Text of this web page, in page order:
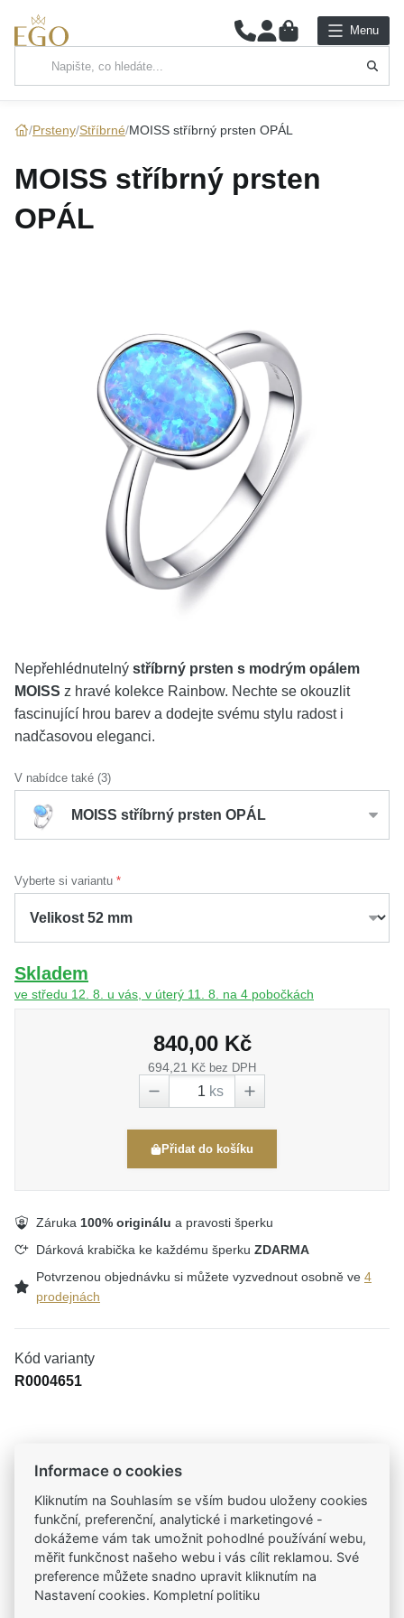
0 Menu
Hlavní kategorie
ŘETÍZKY
Prsteny Stříbrné MOISS stříbrný prsten OPÁL
MOISS stříbrný prsten
OPÁL
Nepřehlédnutelný stříbrný prsten s modrým opálem
MOISS z hravé kolekce Rainbow. Nechte se okouzlit
fascinující hrou barev a dodejte svému stylu radost i
nadčasovou eleganci.
V nabídce také (3)
MOISS stříbrný prsten OPÁL
Vyberte si variantu
Skladem
ve středu 12. 8. u vás, v úterý 11. 8. na 4 pobočkách
840,00 Kč
694,21 Kč bez DPH
ks
Přidat do košíku
Záruka 100% originálu a pravosti šperku
Dárková krabička ke každému šperku ZDARMA
Potvrzenou objednávku si můžete vyzvednout osobně ve 4
prodejnách
Kód varianty
R0004651
Už od roku 2001 jsme součástí vašich příběhů
Široký výběr produktů
Na našem e-shopu máte výběr z tisíců šperků
Garance vysoké kvality
Informace o cookies
Kliknutím na Souhlasím se vším budou uloženy cookies
funkční, preferenční, analytické i marketingové -
dokážeme vám tak umožnit pohodlné používání webu,
měřit funkčnost našeho webu i vás cílit reklamou. Své
preference můžete snadno upravit kliknutím na
Nastavení cookies. Kompletní politiku